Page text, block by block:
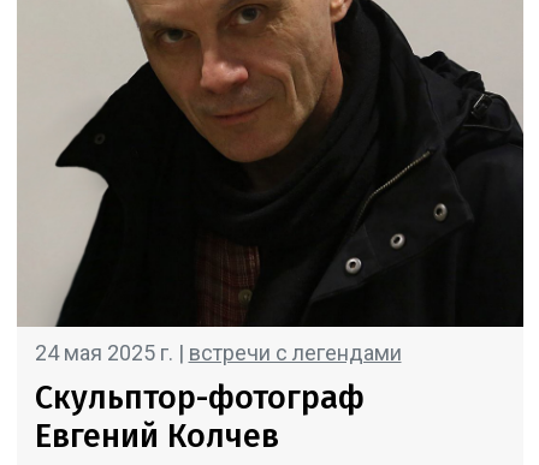
24 мая 2025 г. | встречи с легендами
Скульптор-фотограф
Евгений Колчев